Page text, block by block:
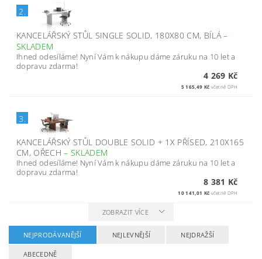
2.
KANCELÁŘSKÝ STŮL SINGLE SOLID, 180X80 CM, BÍLÁ–
SKLADEM
Ihned odesíláme! Nyní Vám k nákupu dáme záruku na 10 let a
dopravu zdarma!
4 269 Kč
5 165,49 Kč včetně DPH
3.
KANCELÁŘSKÝ STŮL DOUBLE SOLID + 1X PŘÍSED, 210X165
CM, OŘECH– SKLADEM
Ihned odesíláme! Nyní Vám k nákupu dáme záruku na 10 let a
dopravu zdarma!
8 381 Kč
10 141,01 Kč včetně DPH
ZOBRAZIT VÍCE
NEJPRODÁVANĚJŠÍ NEJLEVNĚJŠÍ NEJDRAŽŠÍ
ABECEDNĚ